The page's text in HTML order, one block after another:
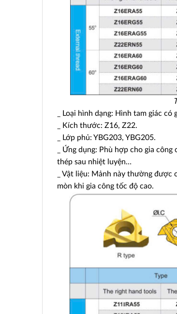
_ Loại hình dạng: Hình tam giác có
_ Kích thước: Z16, Z22.
_ Lớp phủ: YBG203, YBG205.
_ Ứng dụng: Phù hợp cho gia
thép sau nhiệt luyện…
_ Vật liệu: Mảnh này thường
mòn khi gia công tốc độ cao.